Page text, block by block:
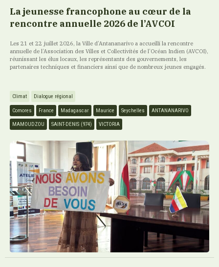
La jeunesse francophone au cœur de la
rencontre annuelle 2026 de l’AVCOI
Les 21 et 22 juillet 2026, la Ville d’Antananarivo a accueilli la rencontre
annuelle de l’Association des Villes et Collectivités de l’Océan Indien (AVCOI),
réunissant les élus locaux, les représentants des gouvernements, les
partenaires techniques et financiers ainsi que de nombreux jeunes engagés.
Climat Dialogue régional
Comores France Madagascar Maurice Seychelles ANTANANARIVO
MAMOUDZOU SAINT-DENIS (974) VICTORIA